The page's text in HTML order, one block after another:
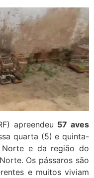
apreendeu 57 aves
quarta (5) e quinta-
e da região do
Os pássaros são
e muitos viviam